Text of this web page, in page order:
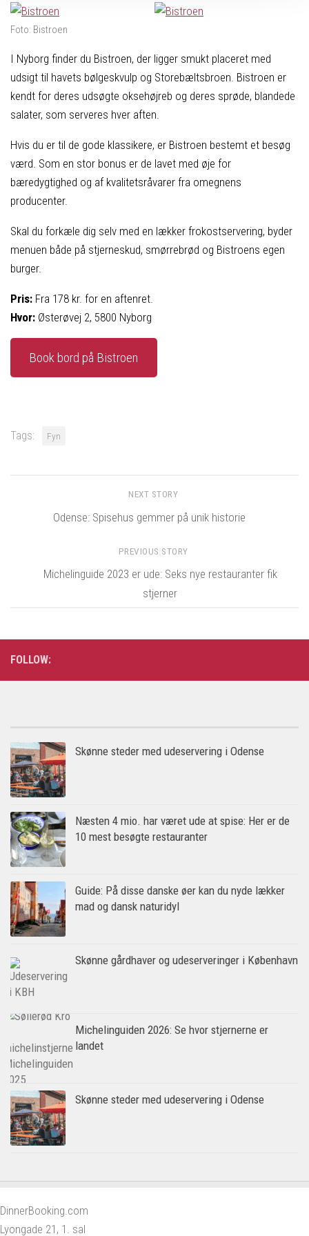
Foto: Bistroen
I Nyborg finder du Bistroen, der ligger smukt placeret med
udsigt til havets bølgeskvulp og Storebæltsbroen. Bistroen er
kendt for deres udsøgte oksehøjreb og deres sprøde, blandede
salater, som serveres hver aften.
Hvis du er til de gode klassikere, er Bistroen bestemt et besøg
værd. Som en stor bonus er de lavet med øje for
bæredygtighed og af kvalitetsråvarer fra omegnens
producenter.
Skal du forkæle dig selv med en lækker frokostservering, byder
menuen både på stjerneskud, smørrebrød og Bistroens egen
burger.
Pris: Fra 178 kr. for en aftenret.
Hvor: Østerøvej 2, 5800 Nyborg
Book bord på Bistroen
Tags: Fyn
NEXT STORY
Odense: Spisehus gemmer på unik historie
PREVIOUS STORY
Michelinguide 2023 er ude: Seks nye restauranter fik
stjerner
FOLLOW:
Skønne steder med udeservering i Odense
Næsten 4 mio. har været ude at spise: Her er de
10 mest besøgte restauranter
Guide: På disse danske øer kan du nyde lækker
mad og dansk naturidyl
Skønne gårdhaver og udeserveringer i København
Michelinguiden 2026: Se hvor stjernerne er
landet
Skønne steder med udeservering i Odense
DinnerBooking.com
Lyongade 21, 1. sal